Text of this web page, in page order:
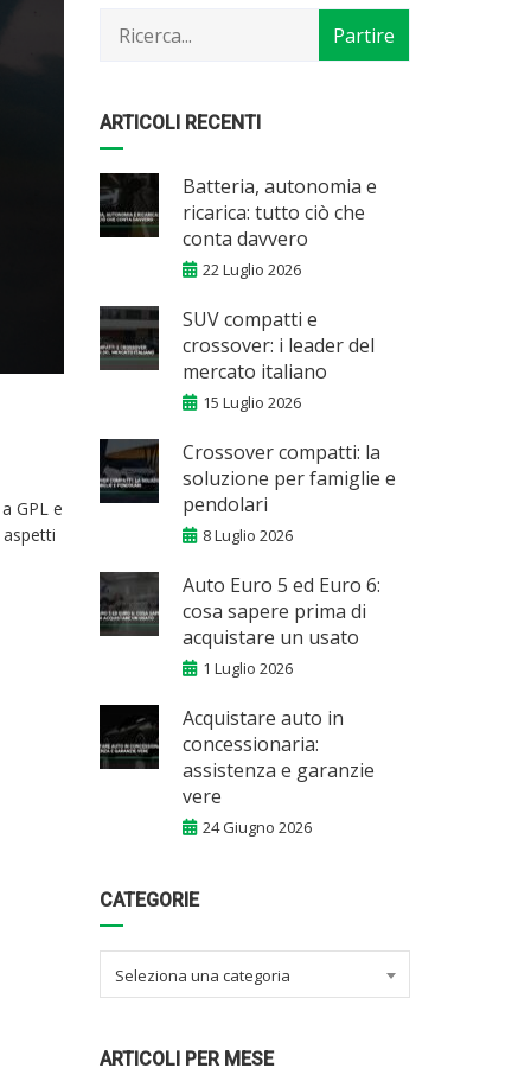
GPL e
ARTICOLI RECENTI
Batteria, autonomia e
ricarica: tutto ciò che
conta davvero
22 Luglio 2026
SUV compatti e
crossover: i leader del
mercato italiano
15 Luglio 2026
Crossover compatti: la
soluzione per famiglie e
pendolari
8 Luglio 2026
Auto Euro 5 ed Euro 6:
cosa sapere prima di
acquistare un usato
1 Luglio 2026
Acquistare auto in
concessionaria:
assistenza e garanzie
vere
24 Giugno 2026
CATEGORIE
Seleziona una categoria
ARTICOLI PER MESE